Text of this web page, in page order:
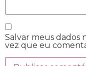
Salvar meus dados
vez que eu